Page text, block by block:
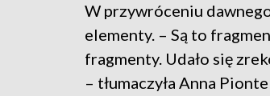
W przywróceniu
elementy. – Są to
fragmenty. Udało się
– tłumaczyła Anna